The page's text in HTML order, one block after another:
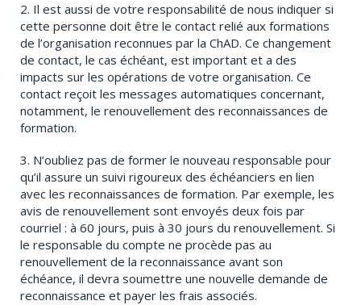
2. Il est aussi de votre responsabilité de nous indiquer si
cette personne doit être le contact relié aux formations
de l’organisation reconnues par la ChAD. Ce changement
de contact, le cas échéant, est important et a des
impacts sur les opérations de votre organisation. Ce
contact reçoit les messages automatiques concernant,
notamment, le renouvellement des reconnaissances de
formation.
3. N’oubliez pas de former le nouveau responsable pour
qu’il assure un suivi rigoureux des échéanciers en lien
avec les reconnaissances de formation. Par exemple, les
avis de renouvellement sont envoyés deux fois par
courriel : à 60 jours, puis à 30 jours du renouvellement. Si
le responsable du compte ne procède pas au
renouvellement de la reconnaissance avant son
échéance, il devra soumettre une nouvelle demande de
reconnaissance et payer les frais associés.